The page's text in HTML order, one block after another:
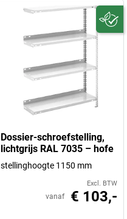
Dossier-schroefstelling,
lichtgrijs RAL 7035 – hofe
stellinghoogte 1150 mm
Excl. BTW
vanaf € 103,-